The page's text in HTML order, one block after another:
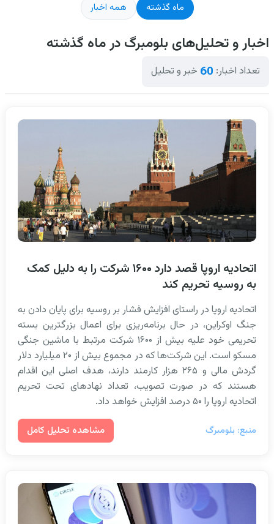
ماه گذشته
همه اخبار
اخبار و تحلیل‌های بلومبرگ در ماه گذشته
تعداد اخبار: 60 خبر و تحلیل
اتحادیه اروپا قصد دارد ۱۶۰۰ شرکت را به دلیل کمک
به روسیه تحریم کند
اتحادیه اروپا در راستای افزایش فشار بر روسیه برای پایان دادن به
جنگ اوکراین، در حال برنامه‌ریزی برای اعمال بزرگترین بسته
تحریمی خود علیه بیش از ۱۶۰۰ شرکت مرتبط با ماشین جنگی
مسکو است. این شرکت‌ها که در مجموع بیش از ۲۰ میلیارد دلار
گردش مالی و ۲۶۵ هزار کارمند دارند، هدف اصلی این اقدام
هستند که در صورت تصویب، تعداد نهادهای تحت تحریم
اتحادیه اروپا را ۵۰ درصد افزایش خواهد داد.
منبع: بلومبرگ مشاهده تحلیل کامل